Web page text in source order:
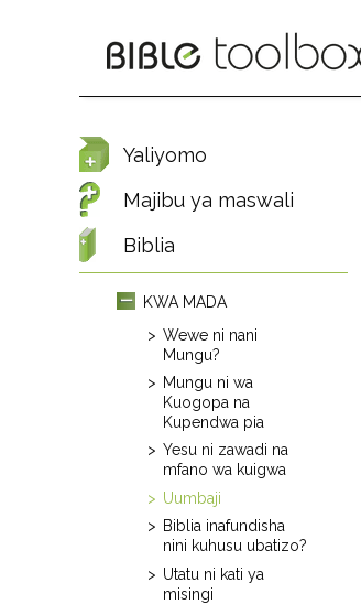
Yaliyomo
Majibu ya maswali
Biblia
KWA MADA
Wewe ni nani
Mungu?
Mungu ni wa
Kuogopa na
Kupendwa pia
Yesu ni zawadi na
mfano wa kuigwa
Uumbaji
Biblia inafundisha
nini kuhusu ubatizo?
Utatu ni kati ya
misingi